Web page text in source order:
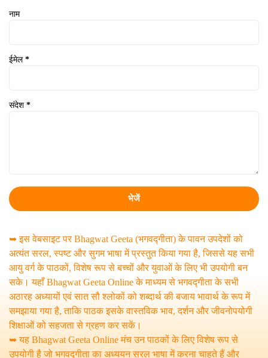
नाम
ईमेल *
संदेश *
➥ इस वेबसाइट पर Bhagwat Geeta (भगवद्गीता) के पावन उपदेशों को
अत्यंत सरल, स्पष्ट और सुगम भाषा में प्रस्तुत किया गया है, जिससे यह सभी
आयु वर्ग के पाठकों, विशेष रूप से बच्चों और युवाओं के लिए भी उपयोगी बन
सके। यहाँ Bhagwat Geeta Online के माध्यम से भगवद्गीता के सभी
अठारह अध्यायों एवं सात सौ श्लोकों को शब्दार्थ की बजाय भावार्थ के रूप में
समझाया गया है, ताकि पाठक इसके वास्तविक भाव, दर्शन और जीवनोपयोगी
शिक्षाओं को सहजता से ग्रहण कर सकें।
➥ यह Bhagwat Geeta Online मंच उन पाठकों के लिए विशेष रूप से
उपयोगी है जो भगवद्गीता का अध्ययन सरल भाषा में करना चाहते हैं और